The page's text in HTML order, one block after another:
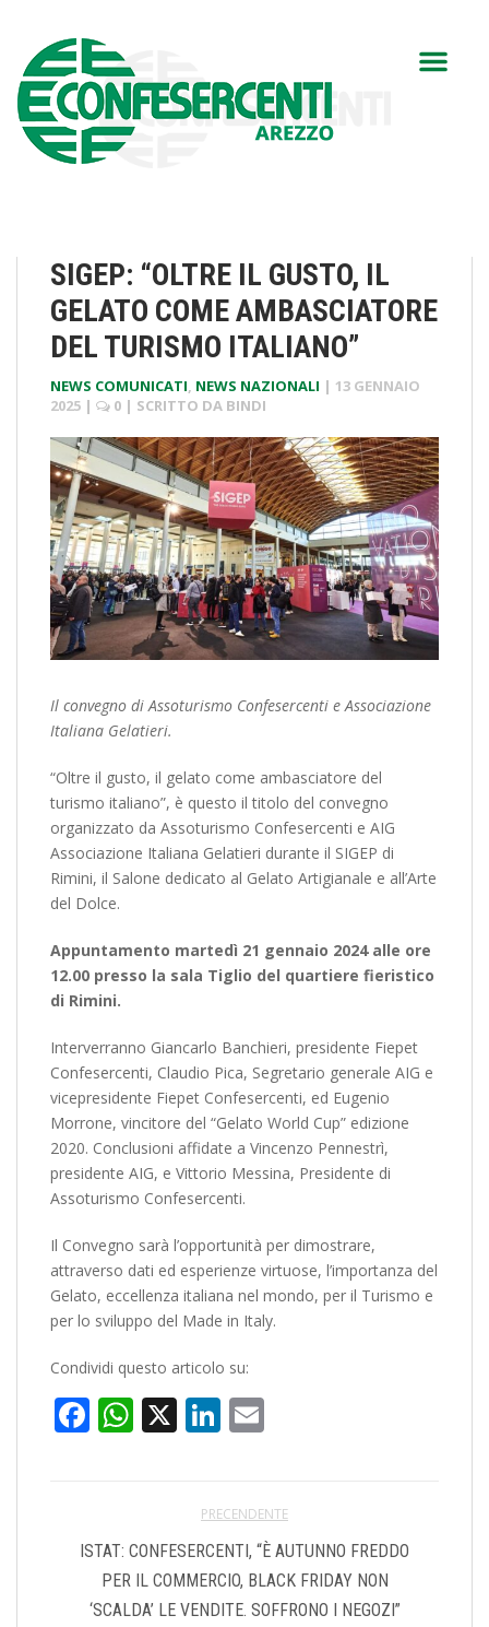
SIGEP: “OLTRE IL GUSTO, IL
GELATO COME AMBASCIATORE
DEL TURISMO ITALIANO”
NEWS COMUNICATI, NEWS NAZIONALI | 13 GENNAIO
2025 | 0 | SCRITTO DA BINDI
Il convegno di Assoturismo Confesercenti e Associazione
Italiana Gelatieri.
“Oltre il gusto, il gelato come ambasciatore del
turismo italiano”, è questo il titolo del convegno
organizzato da Assoturismo Confesercenti e AIG
Associazione Italiana Gelatieri durante il SIGEP di
Rimini, il Salone dedicato al Gelato Artigianale e all’Arte
del Dolce.
Appuntamento martedì 21 gennaio 2024 alle ore
12.00 presso la sala Tiglio del quartiere fieristico
di Rimini.
Interverranno Giancarlo Banchieri, presidente Fiepet
Confesercenti, Claudio Pica, Segretario generale AIG e
vicepresidente Fiepet Confesercenti, ed Eugenio
Morrone, vincitore del “Gelato World Cup” edizione
2020. Conclusioni affidate a Vincenzo Pennestrì,
presidente AIG, e Vittorio Messina, Presidente di
Assoturismo Confesercenti.
Il Convegno sarà l’opportunità per dimostrare,
attraverso dati ed esperienze virtuose, l’importanza del
Gelato, eccellenza italiana nel mondo, per il Turismo e
per lo sviluppo del Made in Italy.
Condividi questo articolo su:
Facebook
WhatsApp
X LinkedIn
PRECENDENTE
ISTAT: CONFESERCENTI, “È AUTUNNO FREDDO
PER IL COMMERCIO, BLACK FRIDAY NON
‘SCALDA’ LE VENDITE. SOFFRONO I NEGOZI”